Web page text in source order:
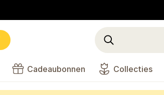
Cadeaubonnen Collecties